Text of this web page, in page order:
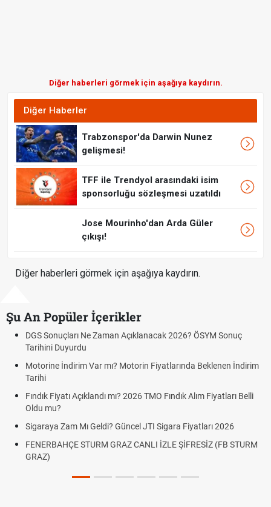
Diğer haberleri görmek için aşağıya kaydırın.
Diğer Haberler
Trabzonspor'da Darwin Nunez
gelişmesi!
TFF ile Trendyol arasındaki isim
sponsorluğu sözleşmesi uzatıldı
Jose Mourinho'dan Arda Güler
çıkışı!
Diğer haberleri görmek için aşağıya kaydırın.
Şu An Popüler İçerikler
Sonuçları Ne Zaman Açıklanacak 2026? ÖSYM Sonuç
Duyurdu
İndirim Var mı? Motorin Fiyatlarında Beklenen İndirim
Fiyatı Açıklandı mı? 2026 TMO Fındık Alım Fiyatları Belli
mu?
Zam Mı Geldi? Güncel JTI Sigara Fiyatları 2026
STURM GRAZ CANLI İZLE ŞİFRESİZ (FB STURM
Graz